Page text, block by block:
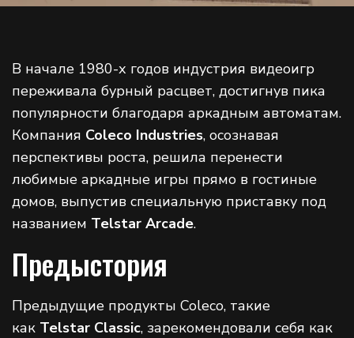
В начале 1980-х годов индустрия видеоигр
переживала бурный расцвет, достигнув пика
популярности благодаря аркадным автоматам.
Компания Coleco Industries, осознавая
перспективы роста, решила перенести
любимые аркадные игры прямо в гостиные
домов, выпустив специальную приставку под
названием Telstar Arcade.
Предыстория
Предыдущие продукты Coleco, такие
как Telstar Classic, зарекомендовали себя как